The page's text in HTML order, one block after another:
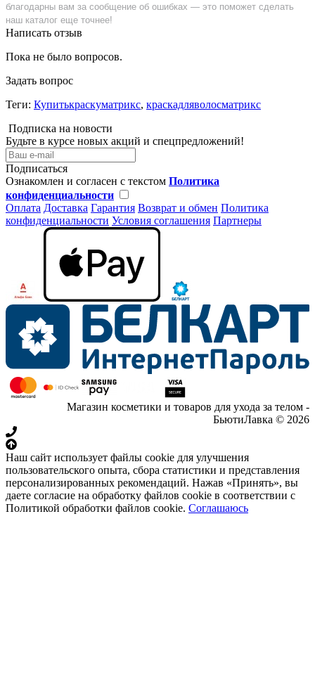
благодарны вам за сообщение об ошибках — это поможет сделать
наш каталог еще точнее!
Написать отзыв
Пока не было вопросов.
Задать вопрос
Теги: Купитькраскуматрикс, краскадляволосматрикс
Подписка на новости
Будьте в курсе новых акций и спецпредложений!
Подписаться
Ознакомлен и согласен с текстом Политика
конфиденциальности
Оплата Доставка Гарантия Возврат и обмен Политика
конфиденциальности Условия соглашения Партнеры
Магазин косметики и товаров для ухода за телом -
БьютиЛавка © 2026
Наш сайт использует файлы cookie для улучшения
пользовательского опыта, сбора статистики и представления
персонализированных рекомендаций. Нажав «Принять», вы
даете согласие на обработку файлов cookie в соответствии с
Политикой обработки файлов cookie. Соглашаюсь